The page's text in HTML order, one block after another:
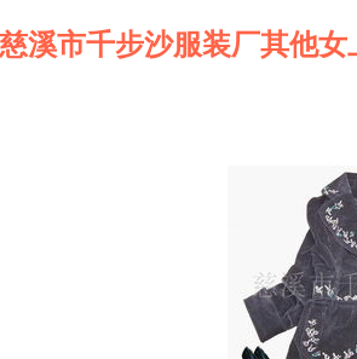
慈溪市千步沙服装厂其他